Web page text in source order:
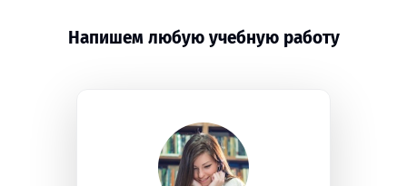
Напишем любую учебную работу